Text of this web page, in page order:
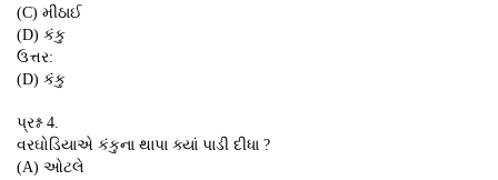
(C) મીઠાઈ
(D) કંકુ
ઉત્તર:
(D) કંકુ
પ્રશ્ન 4.
વરઘોડિયાએ કંકુના થાપા ક્યાં પાડી દીધા ?
(A) ઓટલે